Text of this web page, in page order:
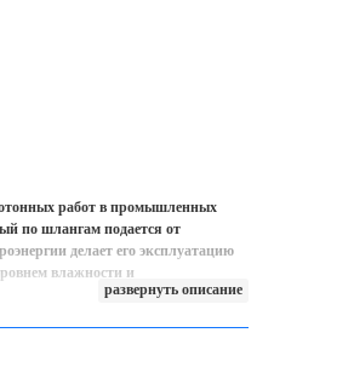
работ в промышленных
по шлангам подается от
делает его эксплуатацию
влажности и
развернуть описание